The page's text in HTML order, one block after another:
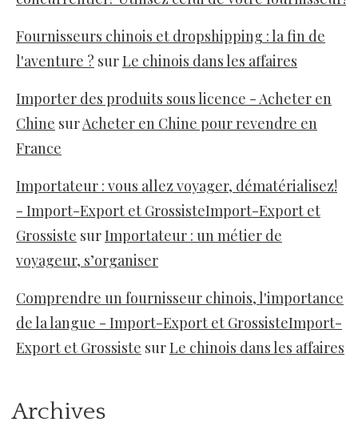
Fournisseurs chinois et dropshipping : la fin de
l'aventure ? surLe chinois dans les affaires
Importer des produits sous licence - Acheter en
Chine surAcheter en Chine pour revendre en
France
Importateur : vous allez voyager, dématérialisez!
- Import-Export et GrossisteImport-Export et
Grossiste surImportateur : un métier de
voyageur, s’organiser
Comprendre un fournisseur chinois, l'importance
de la langue - Import-Export et GrossisteImport-
Export et Grossiste surLe chinois dans les affaires
Archives